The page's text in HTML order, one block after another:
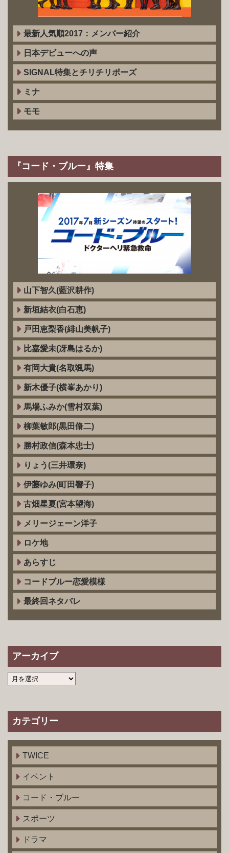
最新人気順2017：メンバー紹介
日本デビューへの声
SIGNAL特集とチリチリポーズ
ミナ
モモ
『コード・ブルー』特集
山下智久(藍沢耕作)
新垣結衣(白石恵)
戸田恵梨香(緋山美帆子)
比嘉愛未(冴島はるか)
有岡大貴(名取颯馬)
新木優子(横峯あかり)
馬場ふみか(雪村双葉)
柳葉敏郎(黒田脩二)
勝村政信(森本忠士)
りょう(三井環奈)
伊藤ゆみ(町田響子)
古畑星夏(宮本望海)
メリージェーン洋子
ロケ地
あらすじ
コードブルー恋愛模様
最終回ネタバレ
アーカイブ
カテゴリー
TWICE
イベント
コード・ブルー
スポーツ
ドラマ